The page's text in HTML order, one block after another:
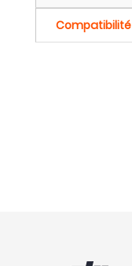
Compatibilité